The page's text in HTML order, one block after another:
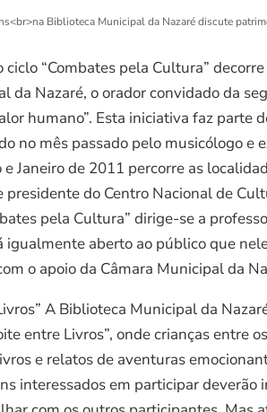
Biblioteca Municipal da Nazaré discute
ciclo “Combates pela Cultura”
da Nazaré, o orador convidado da
humano”. Esta iniciativa faz
no mês passado pelo musicólogo
e Janeiro de 2011 percorre as
presidente do Centro Nacional de
pela Cultura” dirige-se a
igualmente aberto ao público que
o apoio da Câmara Municipal da
A Biblioteca Municipal da
entre Livros”, onde crianças entre
e relatos de aventuras
interessados em participar